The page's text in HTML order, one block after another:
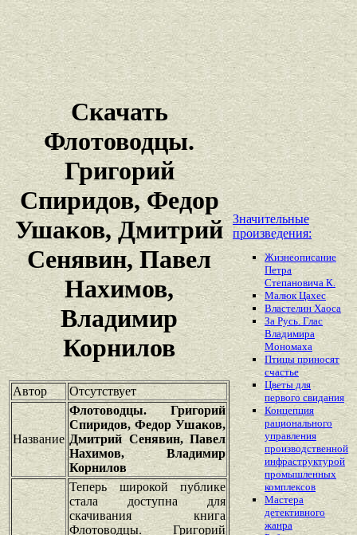
Скачать
Флотоводцы.
Григорий
Спиридов, Федор
Ушаков, Дмитрий
Сенявин, Павел
Нахимов,
Владимир
Корнилов
Автор Отсутствует
Название
Флотоводцы. Григорий
Спиридов, Федор Ушаков,
Дмитрий Сенявин, Павел
Нахимов, Владимир
Корнилов
Теперь широкой публике
стала доступна для
скачивания книга
Флотоводцы. Григорий
Значительные
произведения:
Жизнеописание
Петра
Степановича К.
Малюк Цахес
Властелин Хаоса
За Русь. Глас
Владимира
Мономаха
Птицы приносят
счастье
Цветы для
первого свидания
Концепция
рационального
управления
производственной
инфраструктурой
промышленных
комплексов
Мастера
детективного
жанра